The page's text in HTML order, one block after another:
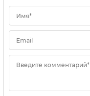
Имя*
Email
Введите комментарий*